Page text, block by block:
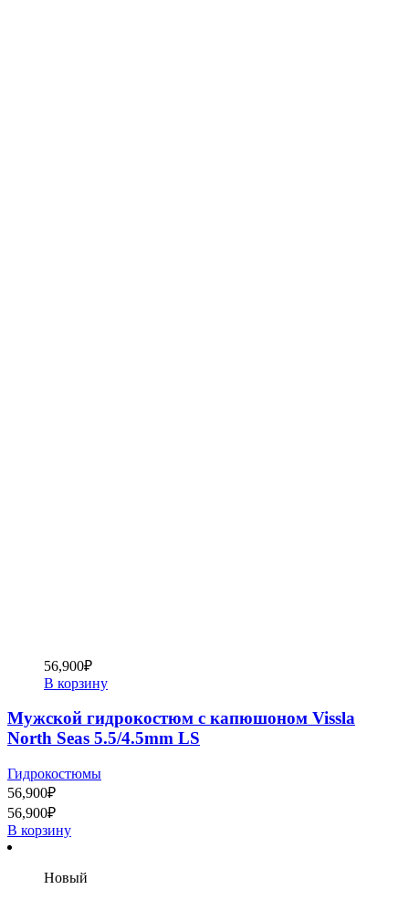
56,900₽
В корзину
Мужской гидрокостюм с капюшоном Vissla
North Seas 5.5/4.5mm LS
Гидрокостюмы
56,900₽
56,900₽
В корзину
Новый